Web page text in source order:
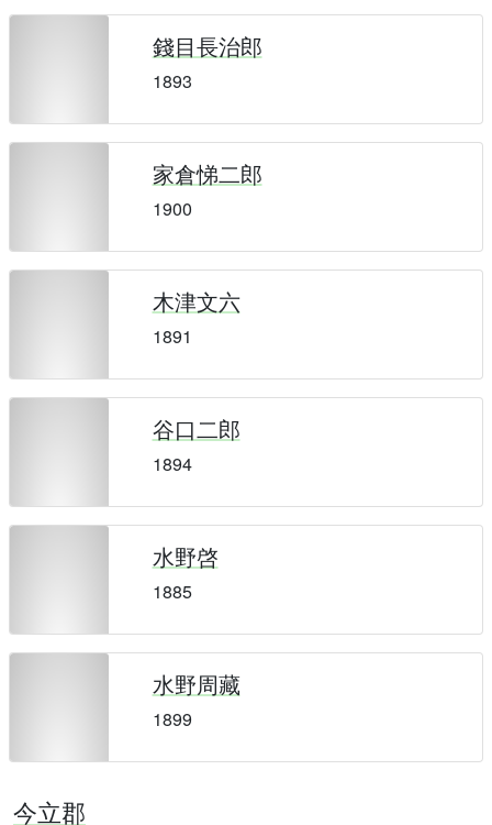
錢目長治郎
1893
家倉悌二郎
1900
木津文六
1891
谷口二郎
1894
水野啓
1885
水野周藏
1899
今立郡